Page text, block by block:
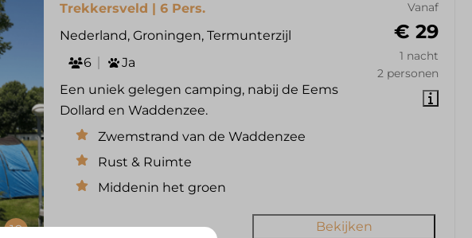
10
Vanaf
€ 29
1 nacht
2 personen
Trekkersveld | 6 Pers.
Nederland, Groningen, Termunterzijl
6
Ja
Een uniek gelegen camping, nabij de Eems
Dollard en Waddenzee.
Zwemstrand van de Waddenzee
Rust & Ruimte
Middenin het groen
Bekijken